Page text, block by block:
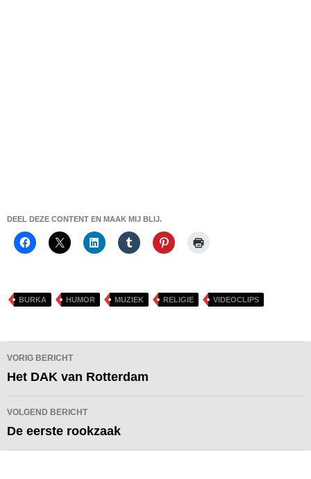
DEEL DEZE CONTENT EN MAAK MIJ BLIJ.
BURKA HUMOR MUZIEK RELIGIE VIDEOCLIPS
Bericht
navigatie
VORIG BERICHT
Het DAK van Rotterdam
VOLGEND BERICHT
De eerste rookzaak